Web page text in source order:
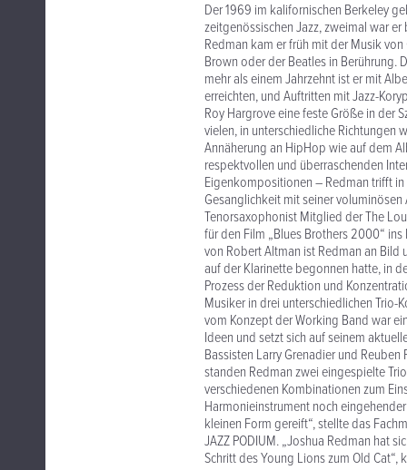
Der 1969 im kalifornischen Berkeley
zeitgenössischen Jazz, zweimal war er
Redman kam er früh mit der Musik
Brown oder der Beatles in Berührung.
mehr als einem Jahrzehnt ist er mit
erreichten, und Auftritten mit Jazz-
Roy Hargrove eine feste Größe in der
vielen, in unterschiedliche Richtungen
Annäherung an HipHop wie auf dem
respektvollen und überraschenden
Eigenkompositionen – Redman trifft
Gesanglichkeit mit seiner
Tenorsaxophonist Mitglied der The
für den Film „Blues Brothers 2000“
von Robert Altman ist Redman an Bild
auf der Klarinette begonnen hatte, in
Prozess der Reduktion und
Musiker in drei unterschiedlichen
vom Konzept der Working Band war
Ideen und setzt sich auf seinem
Bassisten Larry Grenadier und
standen Redman zwei eingespielte
verschiedenen Kombinationen zum
Harmonieinstrument noch
kleinen Form gereift“, stellte das
JAZZ PODIUM. „Joshua Redman hat
Schritt des Young Lions zum Old